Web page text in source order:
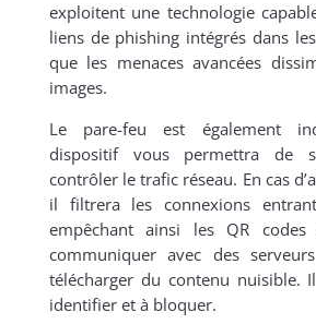
exploitent une technologie
liens de phishing intégrés dans
que les menaces avancées
images.
Le pare-feu est également
dispositif vous permettra de
contrôler le trafic réseau. En cas
il filtrera les connexions
empêchant ainsi les QR codes
communiquer avec des
télécharger du contenu nuisible.
identifier et à bloquer.